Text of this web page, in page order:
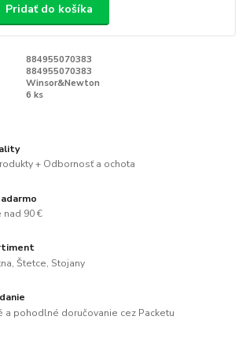
Pridať do košíka
884955070383
884955070383
Winsor&Newton
6 ks
+ Odbornosť a ochota
nad 90 €
Štetce, Stojany
a pohodlné doručovanie cez Packetu